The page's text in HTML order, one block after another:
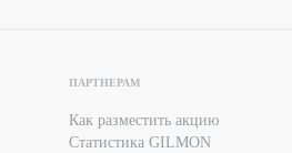
ПАРТНЕРАМ
Как разместить акцию
Статистика GILMON